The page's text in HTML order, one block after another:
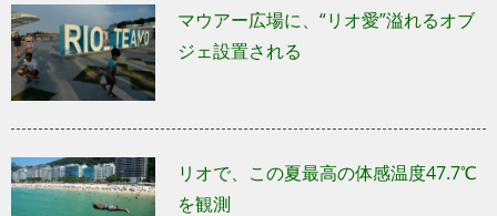
マウアー広場に、“リオ愛”溢れるオブ
ジェ設置される
リオで、この夏最高の体感温度47.7℃
を観測